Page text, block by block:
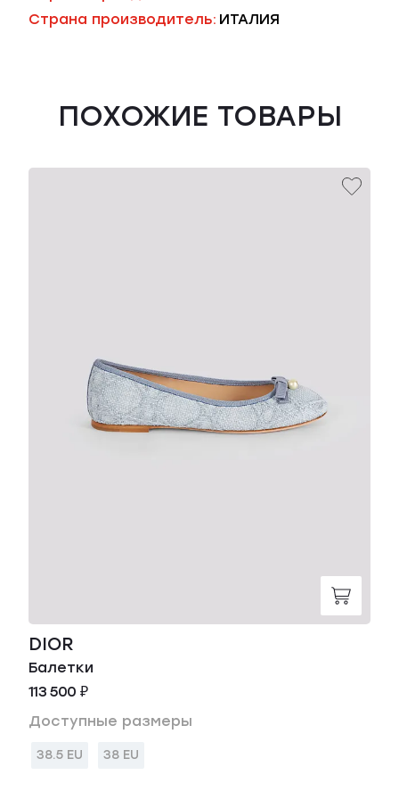
Страна производитель: ИТАЛИЯ
ПОХОЖИЕ ТОВАРЫ
DIOR
Балетки
113 500 ₽
Доступные размеры
38.5 EU 38 EU